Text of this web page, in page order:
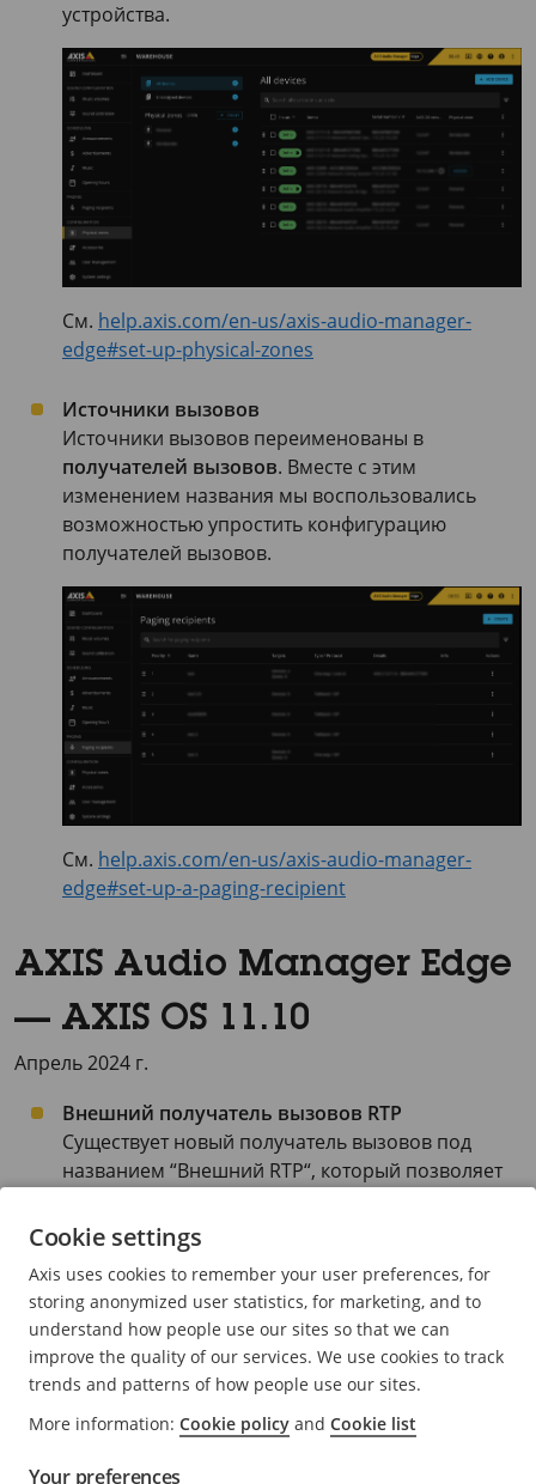
устройства.
См. help.axis.com/en-us/axis-audio-manager-
edge#set-up-physical-zones
Источники вызовов
Источники вызовов переименованы в
получателей вызовов. Вместе с этим
изменением названия мы воспользовались
возможностью упростить конфигурацию
получателей вызовов.
См. help.axis.com/en-us/axis-audio-manager-
edge#set-up-a-paging-recipient
AXIS Audio Manager Edge
— AXIS OS 11.10
Апрель 2024 г.
Внешний получатель вызовов RTP
Существует новый получатель вызовов под
названием “Внешний RTP“, который позволяет
потока.
Cookie settings
Axis uses cookies to remember your user preferences, for
storing anonymized user statistics, for marketing, and to
understand how people use our sites so that we can
improve the quality of our services. We use cookies to track
trends and patterns of how people use our sites.
More information: Cookie policy and Cookie list
Your preferences